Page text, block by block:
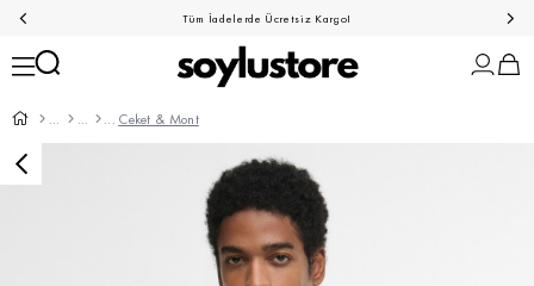
Tüm İadelerde Ücretsiz Kargo!
Ceket & Mont